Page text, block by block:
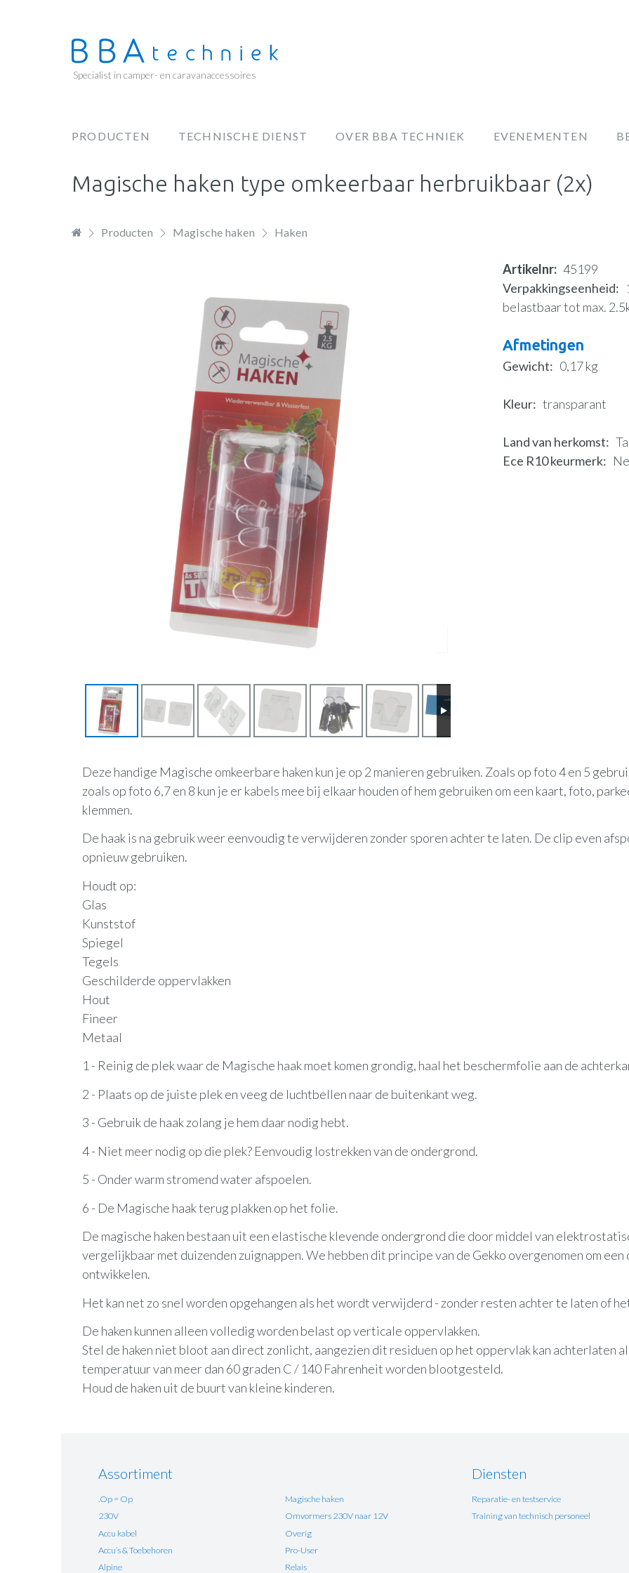
Specialist in camper- en caravanaccessoires
PRODUCTEN TECHNISCHE DIENST OVER BBA TECHNIEK EVENEMENTEN
Magische haken type omkeerbaar herbruikbaar (2x)
Producten Magische haken Haken
Artikelnr
45199
Verpakkingseenheid
belastbaar tot max.
Afmetingen
Gewicht 0,17 kg
Kleur transparant
Land van herkomst
Ece R10 keurmerk
Deze handige Magische omkeerbare haken kun je op 2 manieren gebruiken. Zoals op foto 4 en 5
zoals op foto 6,7 en 8 kun je er kabels mee bij elkaar houden of hem gebruiken om een kaart, foto,
klemmen.
De haak is na gebruik weer eenvoudig te verwijderen zonder sporen achter te laten. De clip even
opnieuw gebruiken.
Houdt op:
Glas
Kunststof
Spiegel
Tegels
Geschilderde oppervlakken
Hout
Fineer
Metaal
1 - Reinig de plek waar de Magische haak moet komen grondig, haal het beschermfolie aan de
2 - Plaats op de juiste plek en veeg de luchtbellen naar de buitenkant weg.
3 - Gebruik de haak zolang je hem daar nodig hebt.
4 - Niet meer nodig op die plek? Eenvoudig lostrekken van de ondergrond.
5 - Onder warm stromend water afspoelen.
6 - De Magische haak terug plakken op het folie.
De magische haken bestaan ​​uit een elastische klevende ondergrond die door middel van
vergelijkbaar met duizenden zuignappen. We hebben dit principe van de Gekko overgenomen om
ontwikkelen.
Het kan net zo snel worden opgehangen als het wordt verwijderd - zonder resten achter te laten of
De haken kunnen alleen volledig worden belast op verticale oppervlakken.
Stel de haken niet bloot aan direct zonlicht, aangezien dit residuen op het oppervlak kan achterlaten
temperatuur van meer dan 60 graden C / 140 Fahrenheit worden blootgesteld.
Houd de haken uit de buurt van kleine kinderen.
Assortiment
.Op = Op
230V
Accu kabel
Accu’s & Toebehoren
Alpine
Magische haken
Omvormers 230V naar 12V
Overig
Pro-User
Relais
Diensten
Reparatie- en testservice
Training van technisch personeel